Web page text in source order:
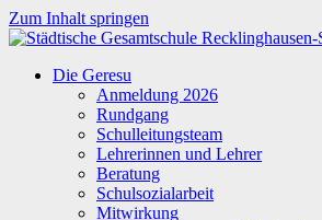
Zum Inhalt springen
Städtische
Gesamtschule
Recklinghausen-
Suderwich
Die Geresu
Anmeldung 2026
Rundgang
Schulleitungsteam
Lehrerinnen und Lehrer
Beratung
Schulsozialarbeit
Mitwirkung